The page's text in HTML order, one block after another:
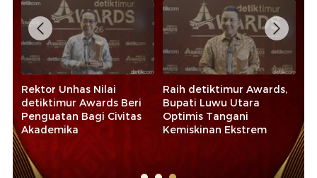
Rektor Unhas Nilai
detiktimur Awards Beri
Penguatan Bagi Civitas
Akademika
Raih detiktimur Awards,
Bupati Luwu Utara
Optimis Tangani
Kemiskinan Ekstrem